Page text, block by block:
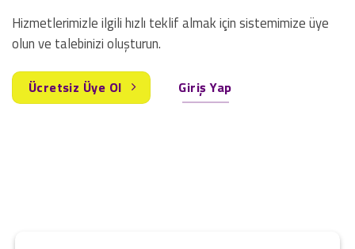
Hizmetlerimizle ilgili hızlı teklif almak için sistemimize üye
olun ve talebinizi oluşturun.
Ücretsiz Üye Ol Giriş Yap